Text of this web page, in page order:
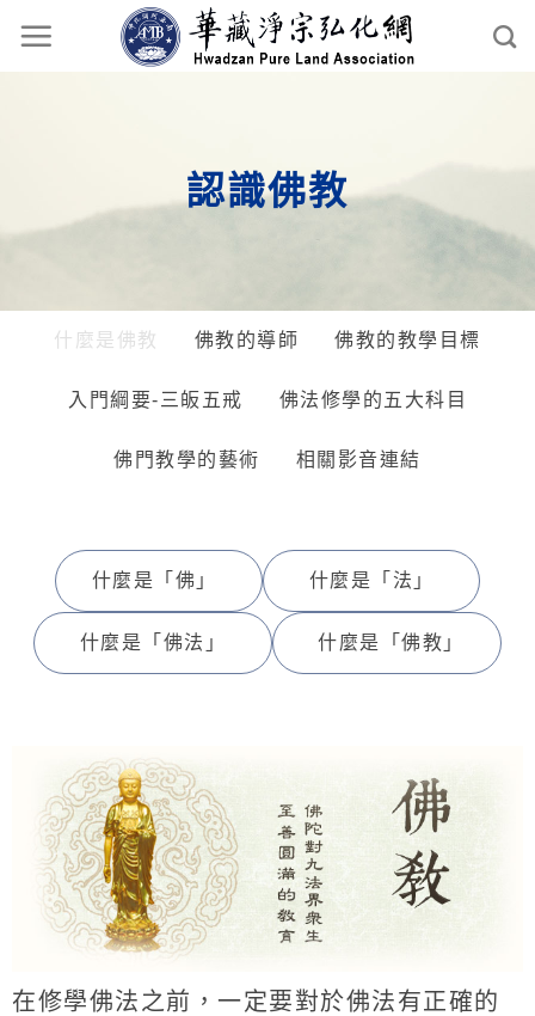
認識佛教
什麼是佛教 佛教的導師 佛教的教學目標
入門綱要-三皈五戒 佛法修學的五大科目
佛門教學的藝術 相關影音連結
什麼是「佛」 什麼是「法」
什麼是「佛法」 什麼是「佛教」
在修學佛法之前，一定要對於佛法有正確的